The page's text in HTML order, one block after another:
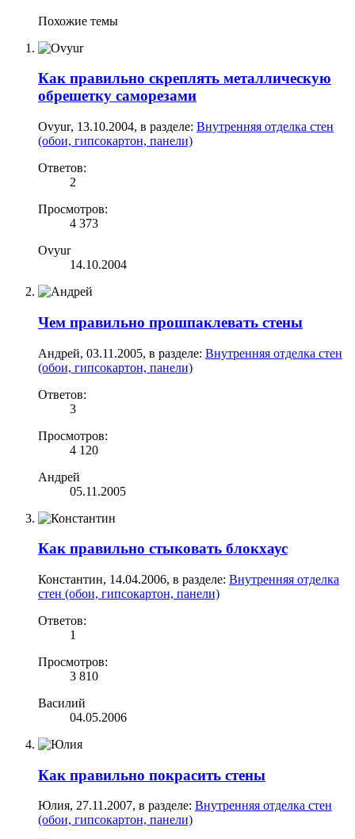
Похожие темы
Как правильно скреплять металлическую
обрешетку саморезами
Ovyur, 13.10.2004, в разделе: Внутренняя отделка стен
(обои, гипсокартон, панели)
Ответов:
2
Просмотров:
4 373
Ovyur
14.10.2004
Чем правильно прошпаклевать стены
Андрей, 03.11.2005, в разделе: Внутренняя отделка стен
(обои, гипсокартон, панели)
Ответов:
3
Просмотров:
4 120
Андрей
05.11.2005
Как правильно стыковать блокхаус
Константин, 14.04.2006, в разделе: Внутренняя отделка
стен (обои, гипсокартон, панели)
Ответов:
1
Просмотров:
3 810
Василий
04.05.2006
Как правильно покрасить стены
Юлия, 27.11.2007, в разделе: Внутренняя отделка стен
(обои, гипсокартон, панели)